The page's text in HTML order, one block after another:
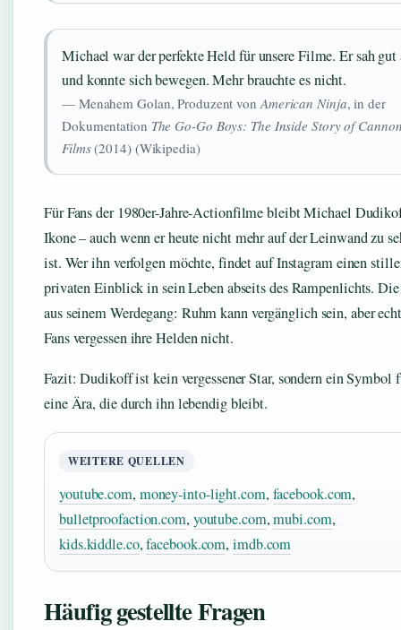
Michael war der perfekte Held für unsere Filme. Er sah gut
und konnte sich bewegen. Mehr brauchte es nicht.
— Menahem Golan, Produzent vonAmerican Ninja, in der
Dokumentation The Go-Go Boys: The Inside Story of
Films(2014) (Wikipedia)
Für Fans der 1980er-Jahre-Actionfilme bleibt Michael
Ikone – auch wenn er heute nicht mehr auf der Leinwand zu
ist. Wer ihn verfolgen möchte, findet auf Instagram einen
privaten Einblick in sein Leben abseits des Rampenlichts.
aus seinem Werdegang: Ruhm kann vergänglich sein, aber
Fans vergessen ihre Helden nicht.
Fazit: Dudikoff ist kein vergessener Star, sondern ein Symbol
eine Ära, die durch ihn lebendig bleibt.
WEITERE QUELLEN
youtube.com, money-into-light.com, facebook.com,
bulletproofaction.com, youtube.com,mubi.com,
kids.kiddle.co,facebook.com,imdb.com
Häufig gestellte Fragen